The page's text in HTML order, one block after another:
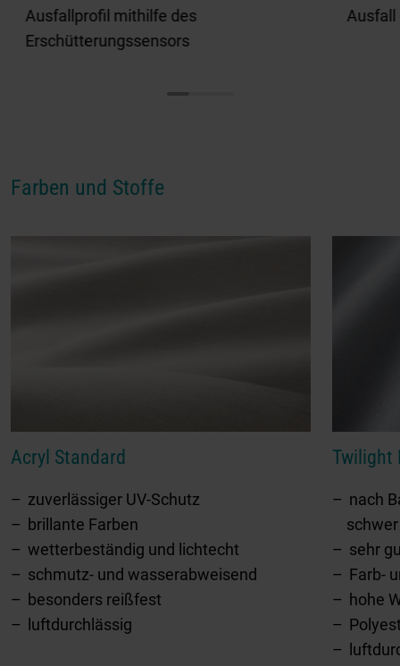
Ausfallprofil mithilfe des
Erschütterungssensors
Farben und Stoffe
Acryl Standard
zuverlässiger UV-Schutz
brillante Farben
wetterbeständig und lichtecht
schmutz- und wasserabweisend
besonders reißfest
luftdurchlässig
Twilight
nach
sehr
Farb-
hohe